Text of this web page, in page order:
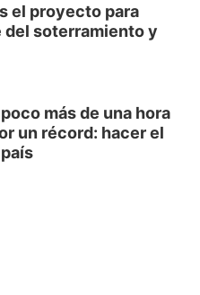
el proyecto para
del soterramiento y
más de una hora
un récord: hacer el